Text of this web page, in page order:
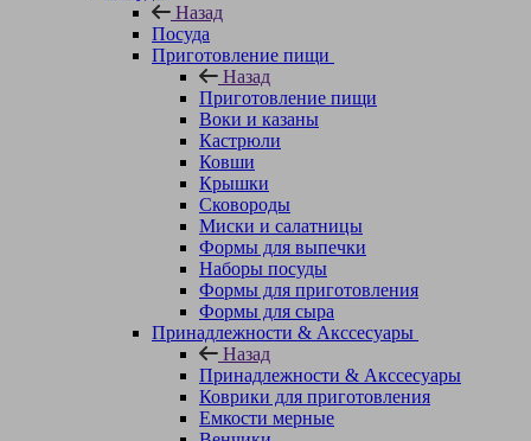
Назад
Посуда
Приготовление пищи
Назад
Приготовление пищи
Воки и казаны
Кастрюли
Ковши
Крышки
Сковороды
Миски и салатницы
Формы для выпечки
Наборы посуды
Формы для приготовления
Формы для сыра
Принадлежности & Акссесуары
Назад
Принадлежности & Акссесуары
Коврики для приготовления
Емкости мерные